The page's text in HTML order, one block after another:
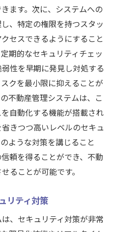
ます。次に、システムへの
、特定の権限を持つスタッ
セスできるようにすること
期的なセキュリティチェッ
性を早期に発見し対処する
クを最小限に抑えることが
不動産管理システムは、こ
自動化する機能が搭載され
きつつ高いレベルのセキュ
ような対策を講じること
頼を得ることができ、不動
ることが可能です。
リティ対策
、セキュリティ対策が非常